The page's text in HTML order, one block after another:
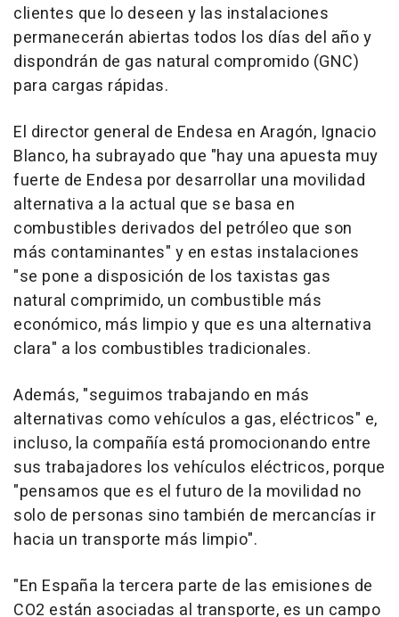
clientes que lo deseen y las instalaciones
permanecerán abiertas todos los días del año y
dispondrán de gas natural compromido (GNC)
para cargas rápidas.
El director general de Endesa en Aragón, Ignacio
Blanco, ha subrayado que "hay una apuesta muy
fuerte de Endesa por desarrollar una movilidad
alternativa a la actual que se basa en
combustibles derivados del petróleo que son
más contaminantes" y en estas instalaciones
"se pone a disposición de los taxistas gas
natural comprimido, un combustible más
económico, más limpio y que es una alternativa
clara" a los combustibles tradicionales.
Además, "seguimos trabajando en más
alternativas como vehículos a gas, eléctricos" e,
incluso, la compañía está promocionando entre
sus trabajadores los vehículos eléctricos, porque
"pensamos que es el futuro de la movilidad no
solo de personas sino también de mercancías ir
hacia un transporte más limpio".
"En España la tercera parte de las emisiones de
CO2 están asociadas al transporte, es un campo